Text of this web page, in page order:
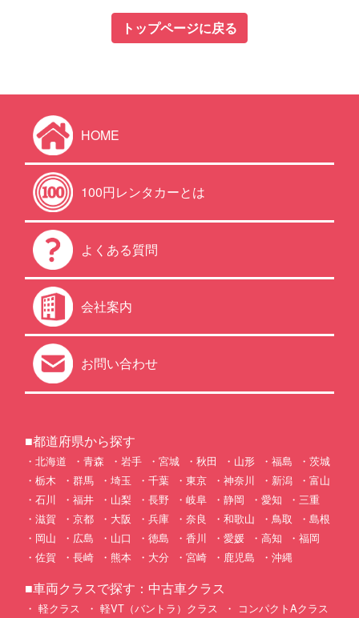
トップページに戻る
HOME
100円レンタカーとは
よくある質問
会社案内
お問い合わせ
■都道府県から探す
北海道 青森 岩手 宮城 秋田 山形 福島
茨城
栃木
群馬 埼玉 千葉 東京 神奈川 新潟
富山
石川
福井 山梨 長野 岐阜 静岡 愛知
三重
滋賀
京都 大阪 兵庫 奈良 和歌山 鳥取
島根
岡山
広島 山口 徳島 香川 愛媛 高知
福岡
佐賀
長崎 熊本 大分 宮崎 鹿児島 沖縄
■車両クラスで探す：中古車クラス
軽クラス 軽VT（バントラ）クラス
コンパクトAクラス